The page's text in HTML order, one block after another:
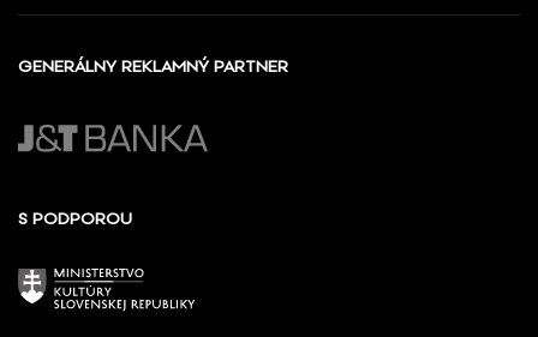
GENERÁLNY REKLAMNÝ PARTNER
S PODPOROU